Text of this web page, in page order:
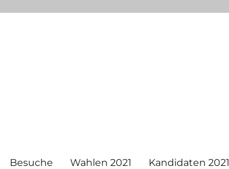
Besuche Wahlen 2021 Kandidaten 2021